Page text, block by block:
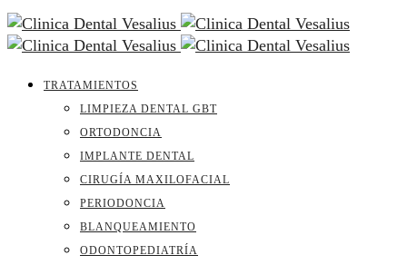
TRATAMIENTOS
LIMPIEZA DENTAL GBT
ORTODONCIA
IMPLANTE DENTAL
CIRUGÍA MAXILOFACIAL
PERIODONCIA
BLANQUEAMIENTO
ODONTOPEDIATRÍA